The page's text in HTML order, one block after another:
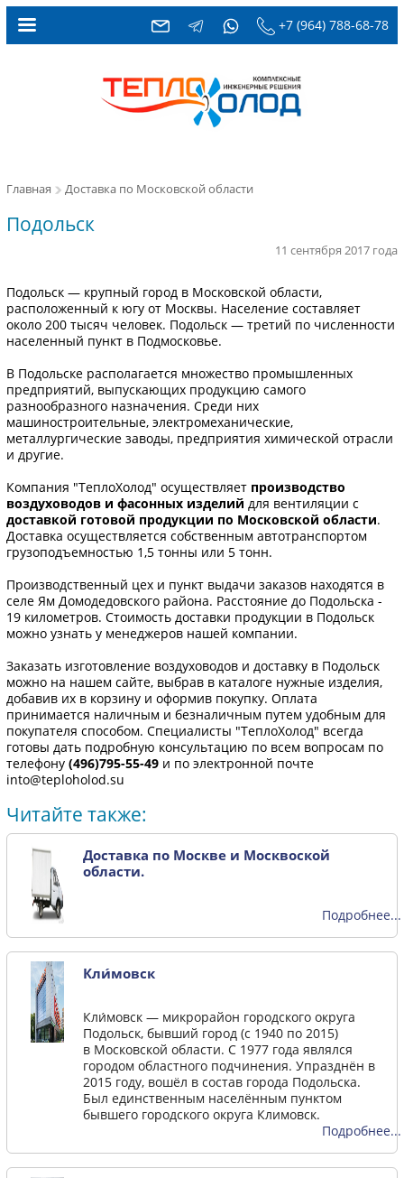
+7 (964) 788-68-78
Главная Доставка по Московской области
Подольск
11 сентября 2017 года
Подольск — крупный город в Московской области,
расположенный к югу от Москвы. Население составляет
около 200 тысяч человек. Подольск — третий по численности
населенный пункт в Подмосковье.
В Подольске располагается множество промышленных
предприятий, выпускающих продукцию самого
разнообразного назначения. Среди них
машиностроительные, электромеханические,
металлургические заводы, предприятия химической отрасли
и другие.
Компания "ТеплоХолод" осуществляет производство
воздуховодов и фасонных изделий для вентиляции с
доставкой готовой продукции по Московской области.
Доставка осуществляется собственным автотранспортом
грузоподъемностью 1,5 тонны или 5 тонн.
Производственный цех и пункт выдачи заказов находятся в
селе Ям Домодедовского района. Расстояние до Подольска -
19 километров. Стоимость доставки продукции в Подольск
можно узнать у менеджеров нашей компании.
Заказать изготовление воздуховодов и доставку в Подольск
можно на нашем сайте, выбрав в каталоге нужные изделия,
добавив их в корзину и оформив покупку. Оплата
принимается наличным и безналичным путем удобным для
покупателя способом. Специалисты "ТеплоХолод" всегда
готовы дать подробную консультацию по всем вопросам по
телефону (496)795-55-49 и по электронной почте
into@teploholod.su
Читайте также:
Доставка по Москве и Москвоской
области.
Подробнее...
Кли́мовск
Кли́мовск — микрорайон городского округа
Подольск, бывший город (с 1940 по 2015)
в Московской области. С 1977 года являлся
городом областного подчинения. Упразднён в
2015 году, вошёл в состав города Подольска.
Был единственным населённым пунктом
бывшего городского округа Климовск.
Подробнее...